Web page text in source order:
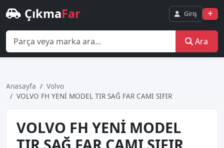
ÇıkmaFar Giriş
Ara
Anasayfa
Volvo
VOLVO FH YENİ MODEL TIR SAĞ FAR CAMI SIFIR
VOLVO FH YENİ MODEL